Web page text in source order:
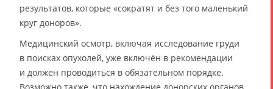
результатов, которые «сократят и без того маленький
круг доноров».
Медицинский осмотр, включая исследование груди
в поисках опухолей, уже включён в рекомендации
и должен проводиться в обязательном порядке.